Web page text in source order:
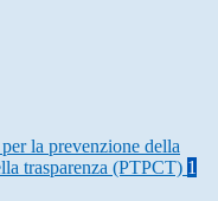
la prevenzione della
trasparenza (PTPCT) 1